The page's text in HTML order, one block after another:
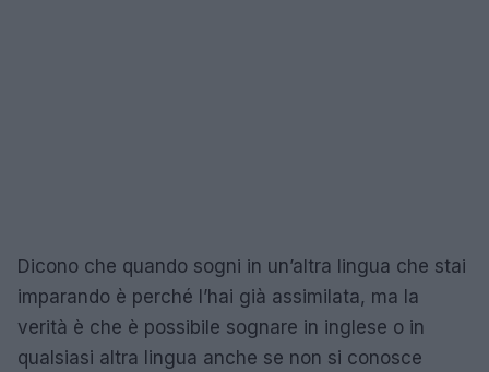
Dicono che quando sogni in un’altra lingua che stai
imparando è perché l’hai già assimilata, ma la
verità è che è possibile sognare in inglese o in
qualsiasi altra lingua anche se non si conosce